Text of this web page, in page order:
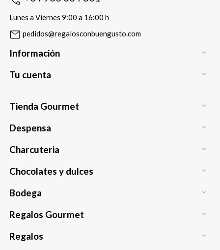
Lunes a Viernes 9:00 a 16:00 h
pedidos@regalosconbuengusto.com
Información 
Tu cuenta 
Tienda Gourmet 
Despensa 
Charcuteria 
Chocolates y dulces 
Bodega 
Regalos Gourmet 
Regalos 